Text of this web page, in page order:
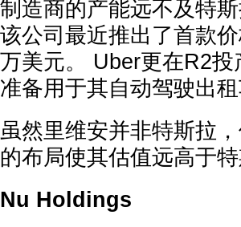
制造商的产能远不及特
该公司最近推出了首款
万美元。 Uber更在R2
准备用于其自动驾驶出租
虽然里维安并非特斯拉
的布局使其估值远高于特
Nu Holdings